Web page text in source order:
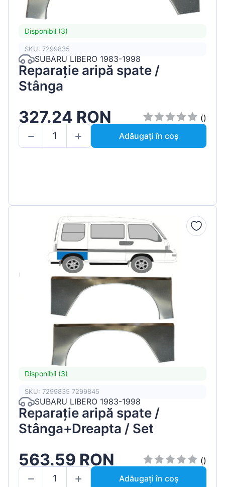
Disponibil (3)
SKU: 7299835
SUBARU LIBERO 1983-1998
Reparație aripă spate /
Stânga
327.24 RON
()
Adăugați în coș
Disponibil (3)
SKU: 7299835 7299845
SUBARU LIBERO 1983-1998
Reparație aripă spate /
Stânga+Dreapta / Set
563.59 RON
()
Adăugați în coș